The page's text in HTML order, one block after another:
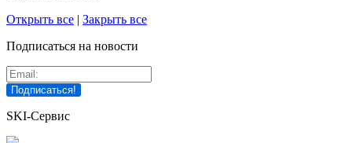
Открыть все | Закрыть все
Подписаться на новости
SKI-Сервис